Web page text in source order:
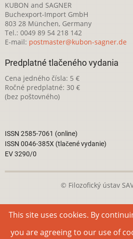
KUBON and SAGNER
Buchexport-Import GmbH
803 28 München, Germany
Tel.: 0049 89 54 218 142
E-mail: postmaster@kubon-sagner.de
Predplatné tlačeného vydania
Cena jedného čísla: 5 €
Ročné predplatné: 30 €
(bez poštovného)
ISSN 2585-7061 (online)
ISSN 0046-385X (tlačené vydanie)
EV 3290/0
© Filozofický ústav
Táto webová stránka je licencovaná
Attribution-NonCommercial 4.0
This site uses cookies. By
you are agreeing to our use of